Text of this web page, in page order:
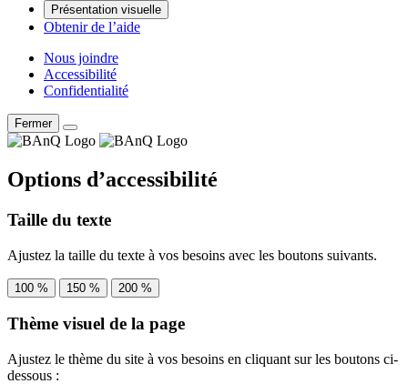
Présentation visuelle
Obtenir de l’aide
Nous joindre
Accessibilité
Confidentialité
Fermer
Options d’accessibilité
Taille du texte
Ajustez la taille du texte à vos besoins avec les boutons suivants.
100 % 150 % 200 %
Thème visuel de la page
Ajustez le thème du site à vos besoins en cliquant sur les boutons ci-
dessous :